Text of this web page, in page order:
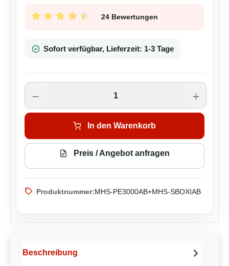
Durchschnittliche Bewertung von 4.58 von 5
24 Bewertungen
Sofort verfügbar, Lieferzeit: 1-3 Tage
Produkt Anzahl: Gib den gewünschten
In den Warenkorb
Preis / Angebot anfragen
Produktnummer:MHS-PE3000AB+MHS-SBOXIAB
Beschreibung